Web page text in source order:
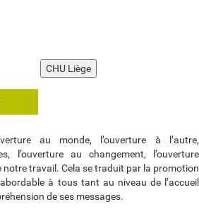
CHU Liège
au monde, l’ouverture à l’autre,
l’ouverture au changement, l’ouverture
notre travail. Cela se traduit par la promotion
à tous tant au niveau de l’accueil
de ses messages.